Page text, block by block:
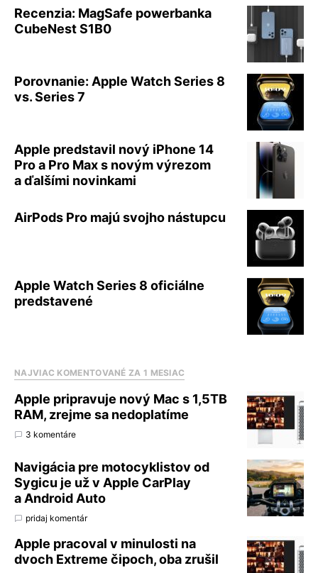
Recenzia: MagSafe powerbanka
CubeNest S1B0
Porovnanie: Apple Watch Series 8
vs. Series 7
Apple predstavil nový iPhone 14
Pro a Pro Max s novým výrezom
a ďalšími novinkami
AirPods Pro majú svojho nástupcu
Apple Watch Series 8 oficiálne
predstavené
NAJVIAC KOMENTOVANÉ ZA 1 MESIAC
Apple pripravuje nový Mac s 1,5TB
RAM, zrejme sa nedoplatíme
3 komentáre
Navigácia pre motocyklistov od
Sygicu je už v Apple CarPlay
a Android Auto
pridaj komentár
Apple pracoval v minulosti na
dvoch Extreme čipoch, oba zrušil